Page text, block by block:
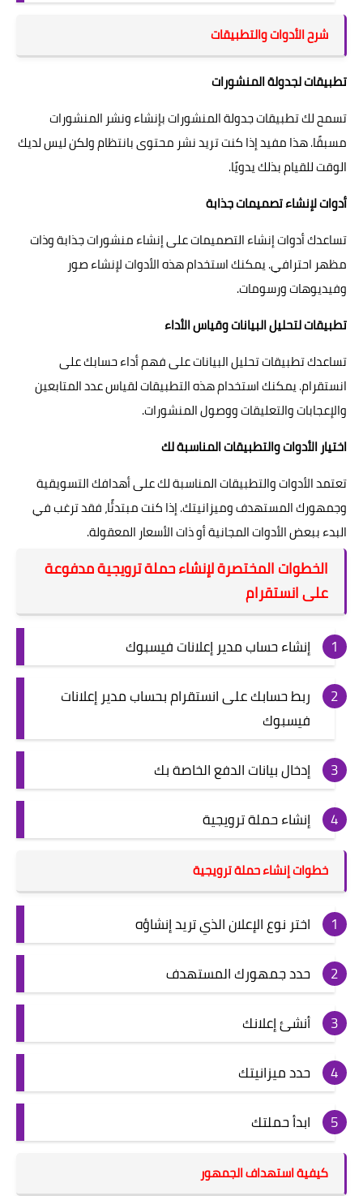
شرح الأدوات والتطبيقات
تطبيقات لجدولة المنشورات
تسمح لك تطبيقات جدولة المنشورات بإنشاء ونشر المنشورات
مسبقًا. هذا مفيد إذا كنت تريد نشر محتوى بانتظام ولكن ليس لديك
الوقت للقيام بذلك يدويًا.
أدوات لإنشاء تصميمات جذابة
تساعدك أدوات إنشاء التصميمات على إنشاء منشورات جذابة وذات
مظهر احترافي. يمكنك استخدام هذه الأدوات لإنشاء صور
وفيديوهات ورسومات.
تطبيقات لتحليل البيانات وقياس الأداء
تساعدك تطبيقات تحليل البيانات على فهم أداء حسابك على
انستقرام. يمكنك استخدام هذه التطبيقات لقياس عدد المتابعين
والإعجابات والتعليقات ووصول المنشورات.
اختيار الأدوات والتطبيقات المناسبة لك
تعتمد الأدوات والتطبيقات المناسبة لك على أهدافك التسويقية
وجمهورك المستهدف وميزانيتك. إذا كنت مبتدئًا، فقد ترغب في
البدء ببعض الأدوات المجانية أو ذات الأسعار المعقولة.
الخطوات المختصرة لإنشاء حملة ترويجية مدفوعة
على انستقرام
إنشاء حساب مدير إعلانات فيسبوك
ربط حسابك على انستقرام بحساب مدير إعلانات
فيسبوك
إدخال بيانات الدفع الخاصة بك
إنشاء حملة ترويجية
خطوات إنشاء حملة ترويجية
اختر نوع الإعلان الذي تريد إنشاؤه
حدد جمهورك المستهدف
أنشئ إعلانك
حدد ميزانيتك
ابدأ حملتك
كيفية استهداف الجمهور